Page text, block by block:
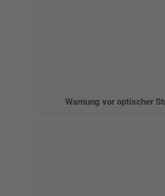
Warnung vor optischer